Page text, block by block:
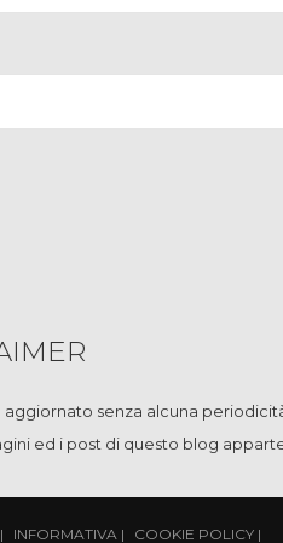
senza alcuna
ed i post di questo blog
| INFORMATIVA | COOKIE POLICY |